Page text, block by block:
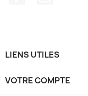
LIENS UTILES
VOTRE COMPTE